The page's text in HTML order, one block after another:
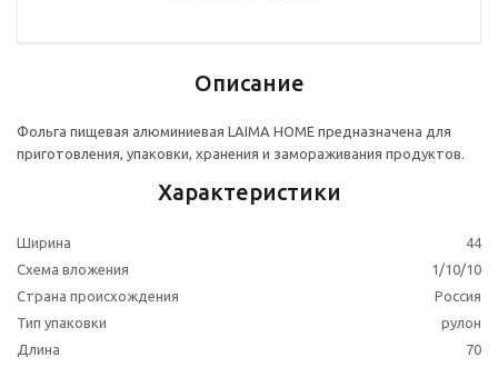
Описание
Фольга пищевая алюминиевая LAIMA HOME предназначена для
приготовления, упаковки, хранения и замораживания продуктов.
Характеристики
Ширина
44
Схема вложения
1/10/10
Страна происхождения
Россия
Тип упаковки
рулон
Длина
70